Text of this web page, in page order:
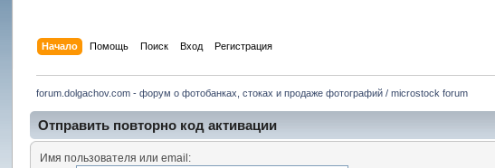
Начало Помощь Поиск Вход Регистрация
forum.dolgachov.com - форум о фотобанках, стоках и продаже фотографий / microstock forum
Отправить повторно код активации
Имя пользователя или email: